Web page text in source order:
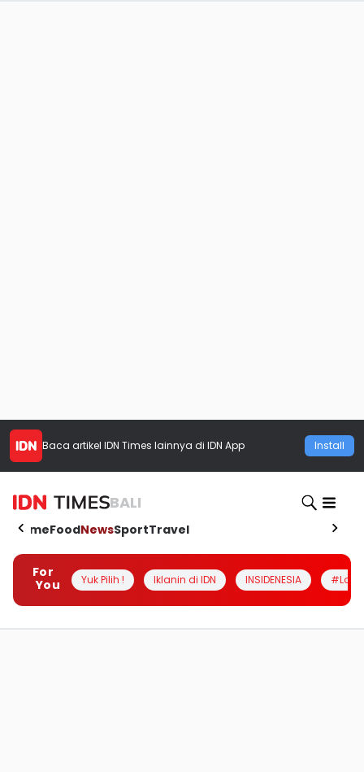
Baca artikel IDN Times lainnya di IDN App Install
BALI
HomeFoodNewsSportTravel
For
You
Yuk Pilih ! Iklanin di IDN INSIDENESIA